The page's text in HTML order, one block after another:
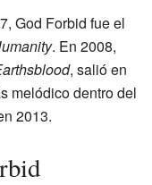
God Forbid fue el
. En 2008,
, salió en
melódico dentro del
2013.